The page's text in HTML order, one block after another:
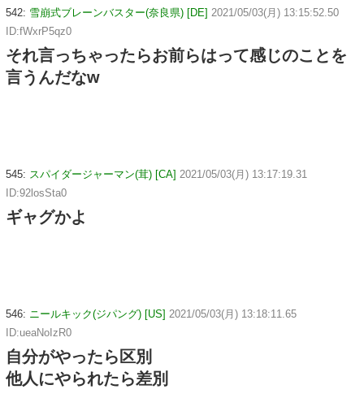
542: 雪崩式ブレーンバスター(奈良県) [DE] 2021/05/03(月) 13:15:52.50
ID:fWxrP5qz0
それ言っちゃったらお前らはって感じのことを
言うんだなw
545: スパイダージャーマン(茸) [CA] 2021/05/03(月) 13:17:19.31
ID:92losSta0
ギャグかよ
546: ニールキック(ジパング) [US] 2021/05/03(月) 13:18:11.65
ID:ueaNoIzR0
自分がやったら区別
他人にやられたら差別